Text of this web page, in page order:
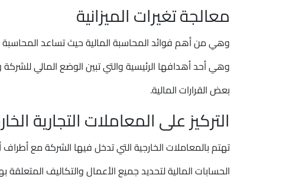
معالجة تغيرات الميزانية
وهي من أهم فوائد المحاسبة المالية حيث تساعد المحاسبة
وهي أحد أهدافها الرئيسية والتي تبين الوضع المالي للشركة
بعض القرارات المالية.
التركيز على المعاملات التجارية
تهتم بالمعاملات الخارجية التي تدخل فيها الشركة مع
الحسابات المالية لتحديد جميع الأعمال والتكاليف المتعلقة